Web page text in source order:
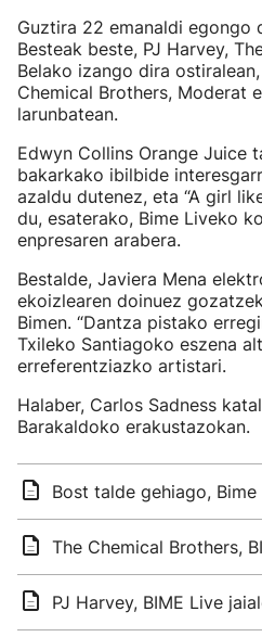
Guztira 22 emanaldi egongo
Besteak beste, PJ Harvey,
Belako izango dira
Chemical Brothers, Moderat
larunbatean.
Edwyn Collins Orange Juice
bakarkako ibilbide
azaldu dutenez, eta “A girl
du, esaterako, Bime Liveko
enpresaren arabera.
Bestalde, Javiera Mena
ekoizlearen doinuez
Bimen. “Dantza pistako
Txileko Santiagoko eszena
erreferentziazko artistari.
Halaber, Carlos Sadness
Barakaldoko erakustazokan.
Bost talde gehiago,
The Chemical Brothers,
PJ Harvey, BIME Live